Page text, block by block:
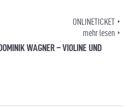
WAGNER – VIOLINE UND
ONLINETICKET
mehr lesen